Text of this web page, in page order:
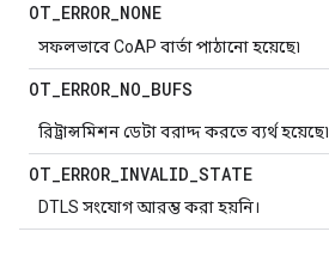
OT_ERROR_NONE
সফলভাবে CoAP বার্তা পাঠানো হয়েছে৷
OT_ERROR_NO_BUFS
রিট্রান্সমিশন ডেটা বরাদ্দ করতে ব্যর্থ হয়েছে৷
OT_ERROR_INVALID_STATE
DTLS সংযোগ আরম্ভ করা হয়নি।